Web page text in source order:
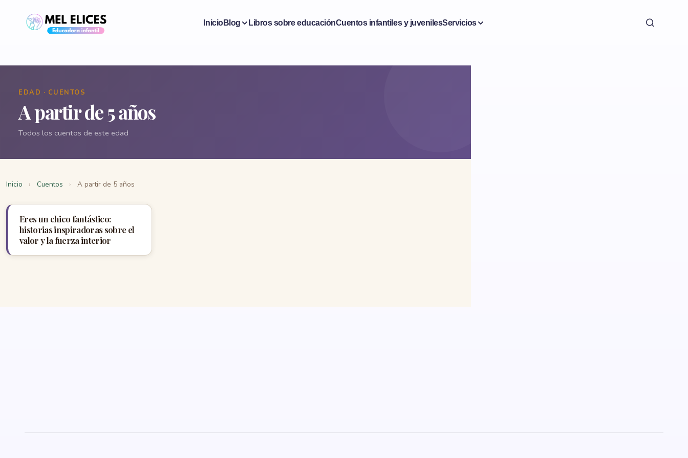
InicioBlog Libros sobre educaciónCuentos infantiles y juvenilesServicios
EDAD · CUENTOS
A partir de 5 años
Todos los cuentos de este edad
Inicio › Cuentos › A partir de 5 años
Eres un chico fantástico:
historias inspiradoras sobre el
valor y la fuerza interior